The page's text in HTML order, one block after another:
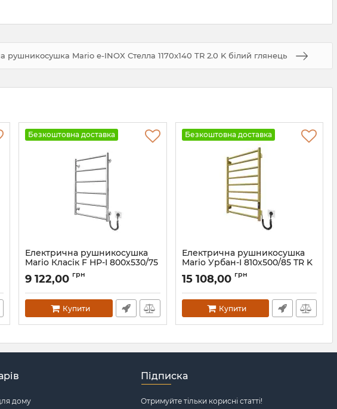
рушникосушка Mario e-INOX Стелла 1170х140 TR 2.0 K білий глянець
Безкоштовна доставка
Електрична рушникосушка
Mario Класік F НР-I 800х530/75
Артикул:2.3.0703.10.Р-ST
9 122,00 грн
Купити
Безкоштовна доставка
Електрична рушникосушка
Mario Урбан-I 810x500/85 TR K
Артикул:2.3.8300.10.Р-G
15 108,00 грн
Купити
дому
Підписка
Отримуйте тільки корисні статті!